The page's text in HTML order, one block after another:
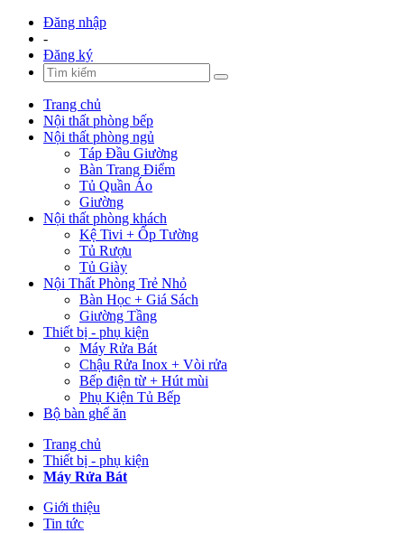
Đăng nhập
-
Đăng ký
Trang chủ
Nội thất phòng bếp
Nội thất phòng ngủ
Táp Đầu Giường
Bàn Trang Điểm
Tủ Quần Áo
Giường
Nội thất phòng khách
Kệ Tivi + Ốp Tường
Tủ Rượu
Tủ Giày
Nội Thất Phòng Trẻ Nhỏ
Bàn Học + Giá Sách
Giường Tầng
Thiết bị - phụ kiện
Máy Rửa Bát
Chậu Rửa Inox + Vòi rửa
Bếp điện từ + Hút mùi
Phụ Kiện Tủ Bếp
Bộ bàn ghế ăn
Trang chủ
Thiết bị - phụ kiện
Máy Rửa Bát
Giới thiệu
Tin tức